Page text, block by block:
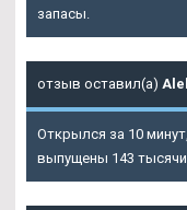
запасы.
отзыв оставил(а)
Открылся за 10
выпущены 143 тысячи